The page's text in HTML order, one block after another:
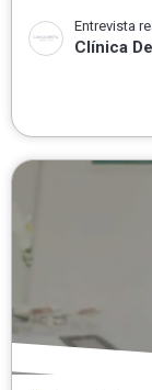
Entrevista
Clínica